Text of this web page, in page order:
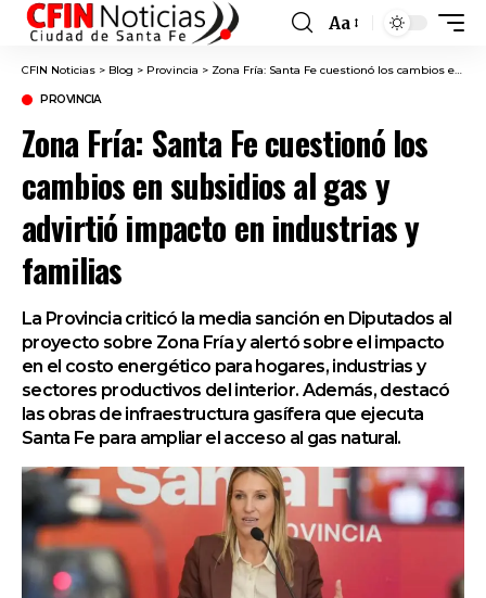
Font
Resizer
Aa
CFIN Noticias > Blog > Provincia > Zona Fría: Santa Fe cuestionó los cambios en subsidios al gas y advirtió impacto en industrias y familias
PROVINCIA
Zona Fría: Santa Fe cuestionó los
cambios en subsidios al gas y
advirtió impacto en industrias y
familias
La Provincia criticó la media sanción en Diputados al
proyecto sobre Zona Fría y alertó sobre el impacto
en el costo energético para hogares, industrias y
sectores productivos del interior. Además, destacó
las obras de infraestructura gasífera que ejecuta
Santa Fe para ampliar el acceso al gas natural.